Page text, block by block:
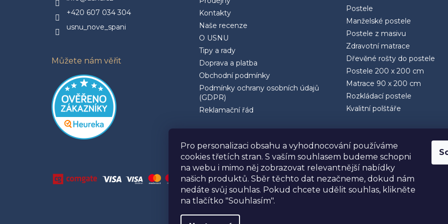
Pro personalizaci obsahu a vyhodnocování používáme
cookies třetích stran. S vaším souhlasem budeme schopni
na webu i mimo něj zobrazovat relevantnější nabídky
našich produktů. Sběr těchto dat nezačneme, dokud nám
nedáte svůj souhlas. Pokud chcete udělit souhlas, klikněte
na tlačítko "Souhlasím".
+420 607 034 304
usnu_nove_spani
Můžete nám věřit
Kontakty
Naše recenze
O USNU
Tipy a rady
Doprava a platba
Obchodní podmínky
Podmínky ochrany osobních údajů
(GDPR)
Reklamační řád
Postele
Manželské postele
Postele z masivu
Zdravotní matrace
Dřevěné rošty do postele
Postele 200 x 200 cm
Matrace 90 x 200 cm
Rozkládací postele
Kvalitní polštáře